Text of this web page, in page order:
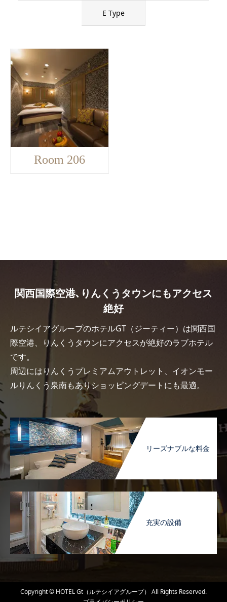
E Type
Room 206
関西国際空港､りんくうタウンにもアクセス
絶好
ルテシイアグループのホテルGT（ジーティー）は関西国
際空港、りんくうタウンにアクセスが絶好のラブホテル
です。
周辺にはりんくうプレミアムアウトレット、イオンモー
ルりんくう泉南もありショッピングデートにも最適。
リーズナブルな料金
充実の設備
Copyright © HOTEL Gt（ルテシイアグループ） All Rights Reserved.